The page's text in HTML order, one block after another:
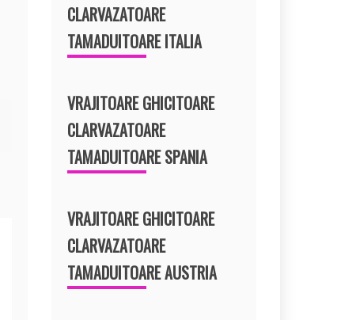
CLARVAZATOARE
TAMADUITOARE ITALIA
VRAJITOARE GHICITOARE
CLARVAZATOARE
TAMADUITOARE SPANIA
VRAJITOARE GHICITOARE
CLARVAZATOARE
TAMADUITOARE AUSTRIA